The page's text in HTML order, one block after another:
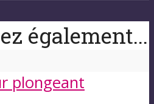
également...